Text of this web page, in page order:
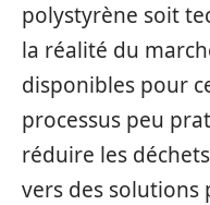
polystyrène soit
la réalité du
disponibles pour
processus peu
réduire les
vers des solutions